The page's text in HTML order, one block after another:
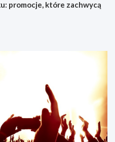
promocje, które zachwycą